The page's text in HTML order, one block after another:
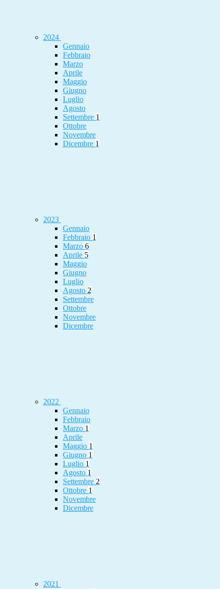
2024
Gennaio
Febbraio
Marzo
Aprile
Maggio
Giugno
Luglio
Agosto
Settembre 1
Ottobre
Novembre
Dicembre 1
2023
Gennaio
Febbraio 1
Marzo 6
Aprile 5
Maggio
Giugno
Luglio
Agosto 2
Settembre
Ottobre
Novembre
Dicembre
2022
Gennaio
Febbraio
Marzo 1
Aprile
Maggio 1
Giugno 1
Luglio 1
Agosto 1
Settembre 2
Ottobre 1
Novembre
Dicembre
2021